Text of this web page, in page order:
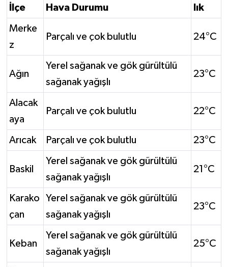
İlçe Hava Durumu lık
Merke
z
Parçalı ve çok bulutlu 24°C
Ağın
Yerel sağanak ve gök gürültülü
sağanak yağışlı
23°C
Alacak
aya
Parçalı ve çok bulutlu 22°C
Arıcak Parçalı ve çok bulutlu 23°C
Baskil
Yerel sağanak ve gök gürültülü
sağanak yağışlı
21°C
Karako
çan
Yerel sağanak ve gök gürültülü
sağanak yağışlı
23°C
Keban
Yerel sağanak ve gök gürültülü
sağanak yağışlı
25°C